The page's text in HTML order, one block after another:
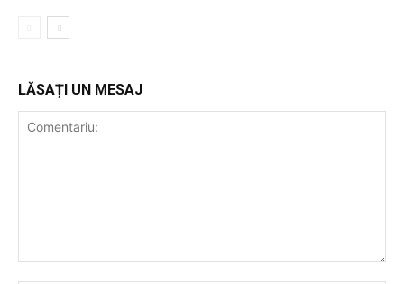
LĂSAȚI UN MESAJ